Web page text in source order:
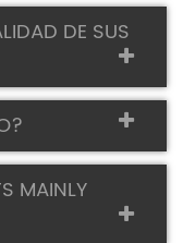
DE SUS
MAINLY